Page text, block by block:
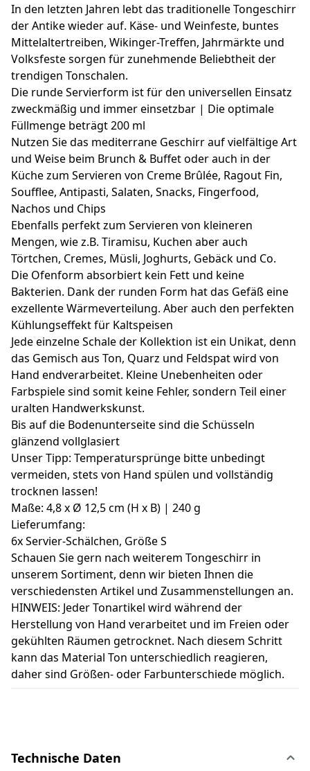
In den letzten Jahren lebt das traditionelle Tongeschirr
der Antike wieder auf. Käse- und Weinfeste, buntes
Mittelaltertreiben, Wikinger-Treffen, Jahrmärkte und
Volksfeste sorgen für zunehmende Beliebtheit der
trendigen Tonschalen.
Die runde Servierform ist für den universellen Einsatz
zweckmäßig und immer einsetzbar | Die optimale
Füllmenge beträgt 200 ml
Nutzen Sie das mediterrane Geschirr auf vielfältige Art
und Weise beim Brunch & Buffet oder auch in der
Küche zum Servieren von Creme Brûlée, Ragout Fin,
Soufflee, Antipasti, Salaten, Snacks, Fingerfood,
Nachos und Chips
Ebenfalls perfekt zum Servieren von kleineren
Mengen, wie z.B. Tiramisu, Kuchen aber auch
Törtchen, Cremes, Müsli, Joghurts, Gebäck und Co.
Die Ofenform absorbiert kein Fett und keine
Bakterien. Dank der runden Form hat das Gefäß eine
exzellente Wärmeverteilung. Aber auch den perfekten
Kühlungseffekt für Kaltspeisen
Jede einzelne Schale der Kollektion ist ein Unikat, denn
das Gemisch aus Ton, Quarz und Feldspat wird von
Hand endverarbeitet. Kleine Unebenheiten oder
Farbspiele sind somit keine Fehler, sondern Teil einer
uralten Handwerkskunst.
Bis auf die Bodenunterseite sind die Schüsseln
glänzend vollglasiert
Unser Tipp: Temperatursprünge bitte unbedingt
vermeiden, stets von Hand spülen und vollständig
trocknen lassen!
Maße: 4,8 x Ø 12,5 cm (H x B) | 240 g
Lieferumfang:
6x Servier-Schälchen, Größe S
Schauen Sie gern nach weiterem Tongeschirr in
unserem Sortiment, denn wir bieten Ihnen die
verschiedensten Artikel und Zusammenstellungen an.
HINWEIS: Jeder Tonartikel wird während der
Herstellung von Hand verarbeitet und im Freien oder
gekühlten Räumen getrocknet. Nach diesem Schritt
kann das Material Ton unterschiedlich reagieren,
daher sind Größen- oder Farbunterschiede möglich.
Technische Daten